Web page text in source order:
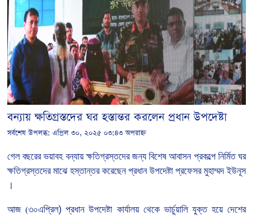
বন্যায় ক্ষতিগ্রস্তদের ঘর হস্তান্তর করলেন প্রধান উপদেষ্টা
সর্বশেষ উপলব্ধ: এপ্রিল ৩০, ২০২৫ ০৩:৪৩ অপরাহ্ন
গেল বছরের ভয়াবহ বন্যায় ক্ষতিগ্রস্তদের জন্য বিশেষ আবাসন প্রকল্পে নির্মিত ঘর
ক্ষতিগ্রস্তদের মাঝে হস্তান্তর করেছেন প্রধান উপদেষ্টা প্রফেসর মুহাম্মদ ইউনূস
।
আজ (৩০এপ্রিল) প্রধান উপদেষ্টা কার্যালয় থেকে ভার্চুয়ালি যুক্ত হয়ে দেশের